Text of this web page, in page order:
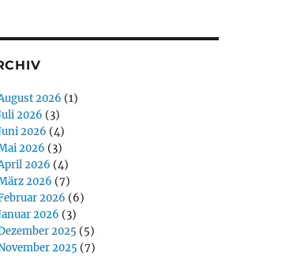
2026 (1)
2026 (3)
2026 (4)
2026 (3)
2026 (4)
2026 (7)
2026 (6)
2026 (3)
2025 (5)
2025 (7)